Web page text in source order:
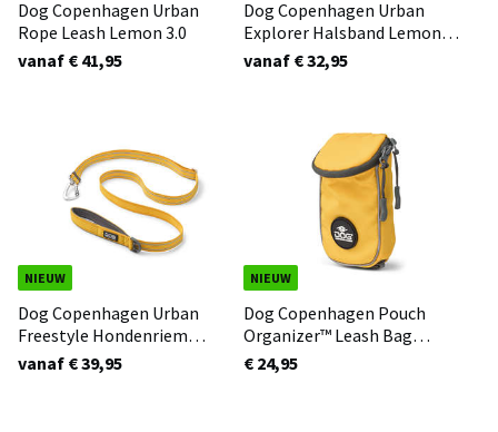
Dog Copenhagen Urban
Rope Leash Lemon 3.0
vanaf € 41,95
Dog Copenhagen Urban
Explorer Halsband Lemon
3.0
vanaf € 32,95
NIEUW
Dog Copenhagen Urban
Freestyle Hondenriem
Lemon 3.0
vanaf € 39,95
NIEUW
Dog Copenhagen Pouch
Organizer™ Leash Bag
Lemon 3.0
€ 24,95